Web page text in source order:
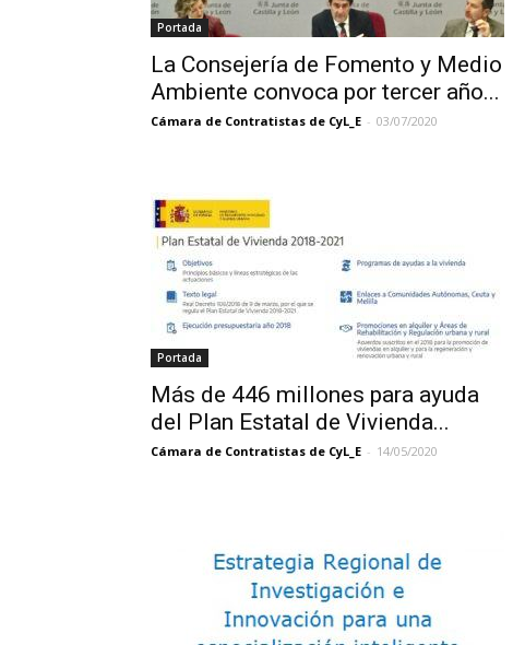
Portada
La Consejería de Fomento y Medio
Ambiente convoca por tercer año...
Cámara de Contratistas de CyL_E - 03/07/2020
Portada
Más de 446 millones para ayuda
del Plan Estatal de Vivienda...
Cámara de Contratistas de CyL_E - 14/05/2020